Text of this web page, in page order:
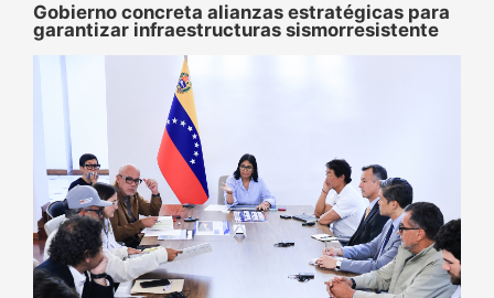
Gobierno concreta alianzas estratégicas para
garantizar infraestructuras sismorresistente